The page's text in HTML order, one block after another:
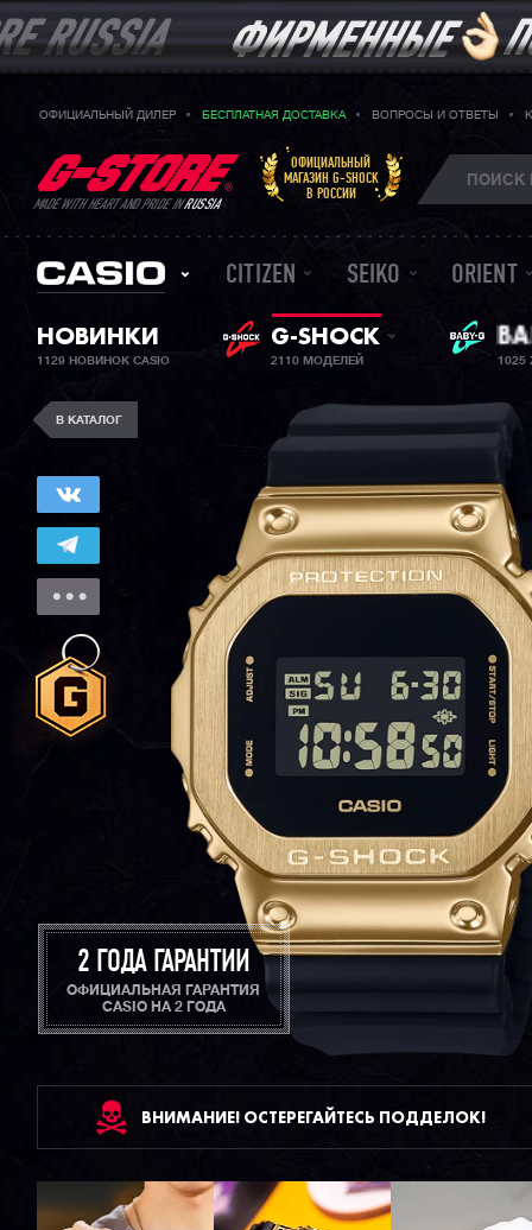
ОФИЦИАЛЬНЫЙ ДИЛЕР БЕСПЛАТНАЯ ДОСТАВКА ВОПРОСЫ И ОТВЕТЫ
MADE WITH HEART AND PRIDE INRUSSIA
ОФИЦИАЛЬНЫЙ
МАГАЗИН G-SHOCK
В РОССИИ
CITIZEN SEIKO ORIENT
НОВИНКИ
1129 НОВИНОК CASIO
G-SHOCK
2110 МОДЕЛЕЙ
В КАТАЛОГ
2 ГОДА ГАРАНТИИ
ОФИЦИАЛЬНАЯ ГАРАНТИЯ
CASIO НА 2 ГОДА
ВНИМАНИЕ! ОСТЕРЕГАЙТЕСЬ ПОДДЕЛОК!